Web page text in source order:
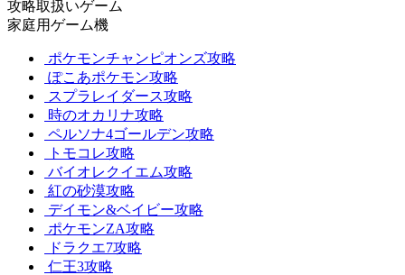
攻略取扱いゲーム
家庭用ゲーム機
ポケモンチャンピオンズ攻略
ぽこあポケモン攻略
スプラレイダース攻略
時のオカリナ攻略
ペルソナ4ゴールデン攻略
トモコレ攻略
バイオレクイエム攻略
紅の砂漠攻略
デイモン&ベイビー攻略
ポケモンZA攻略
ドラクエ7攻略
仁王3攻略